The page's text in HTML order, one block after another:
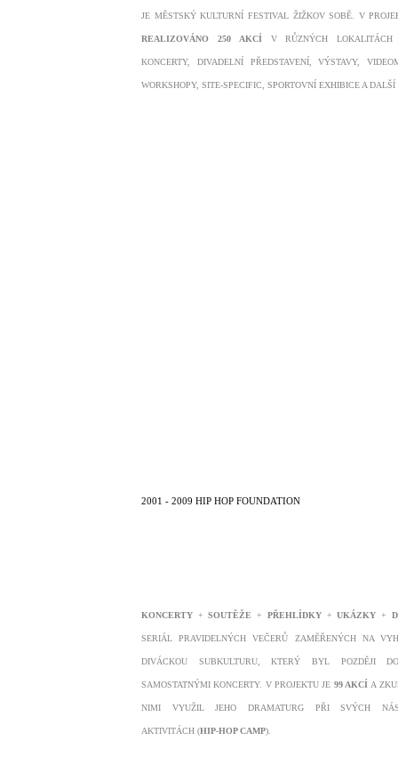
JE MĚSTSKÝ KULTURNÍ FESTIVAL ŽIŽKOV SOBĚ. V
REALIZOVÁNO 250 AKCÍV RŮZNÝCH LOKALITÁCH
KONCERTY, DIVADELNÍ PŘEDSTAVENÍ, VÝSTAVY,
WORKSHOPY, SITE-SPECIFIC, SPORTOVNÍ EXHIBICE A
2001 - 2009 HIP HOP FOUNDATION
KONCERTY +SOUTĚŽE + PŘEHLÍDKY+UKÁZKY +
SERIÁL PRAVIDELNÝCH VEČERŮ ZAMĚŘENÝCH NA
DIVÁCKOU SUBKULTURU, KTERÝ BYL POZDĚJI
SAMOSTATNÝMI KONCERTY. V PROJEKTU JE 99 AKCÍ A
NIMI VYUŽIL JEHO DRAMATURG PŘI SVÝCH
AKTIVITÁCH (HIP-HOP CAMP).